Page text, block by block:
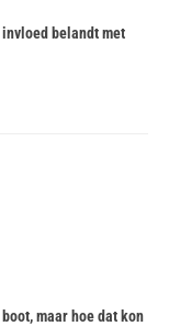
belandt met
maar hoe dat kon